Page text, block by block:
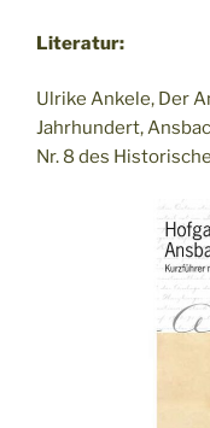
Literatur:
Ulrike Ankele, Der
Jahrhundert,
Nr. 8 des